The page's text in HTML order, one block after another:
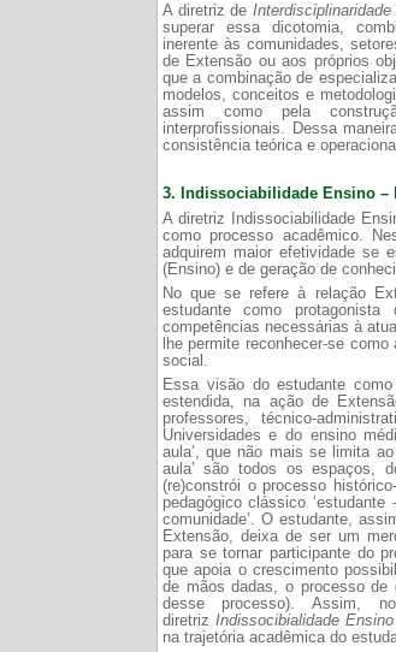
A diretriz de
superar essa dicotomia,
inerente às comunidades,
de Extensão ou aos próprios
que a combinação de
modelos, conceitos e
assim como pela
interprofissionais. Dessa
consistência teórica e
3.
Indissociabilidade Ensino –
A diretriz Indissociabilidade
como processo acadêmico.
adquirem maior efetividade se
(Ensino) e de geração de
No que se refere à relação
estudante como
competências necessárias à
lhe permite reconhecer-se
social.
Essa visão do estudante
estendida, na ação de
professores, técnico-
Universidades e do ensino
aula’, que não mais se limita
aula’ são todos os espaços,
(re)constrói o processo
pedagógico clássico
comunidade’. O estudante,
Extensão, deixa de ser um
para se tornar participante do
que apoia o crescimento
de mãos dadas, o processo de
desse processo). Assim,
diretriz Indissocibialidade
na trajetória acadêmica do